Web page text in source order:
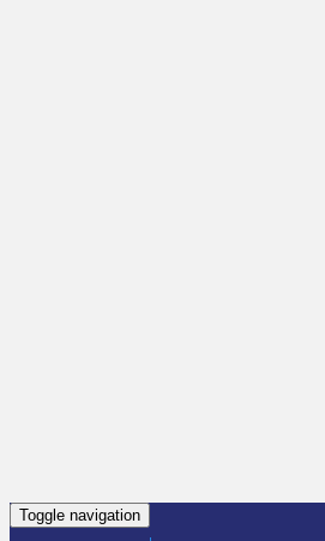
Toggle navigation